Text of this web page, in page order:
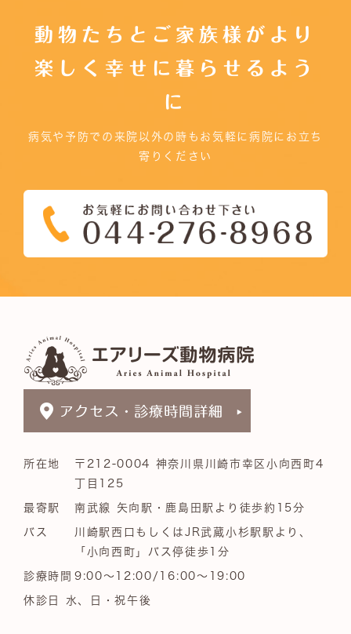
動物たちとご家族様がより
楽しく幸せに暮らせるよう
に
病気や予防での来院以外の時もお気軽に病院にお立ち
寄りください
所在地
〒212-0004 神奈川県川崎市幸区小向西町4
丁目125
最寄駅 南武線 矢向駅・鹿島田駅より徒歩約15分
バス
川崎駅西口もしくはJR武蔵小杉駅駅より、
「小向西町」バス停徒歩1分
診療時間 9:00～12:00/16:00～19:00
休診日 水、日・祝午後